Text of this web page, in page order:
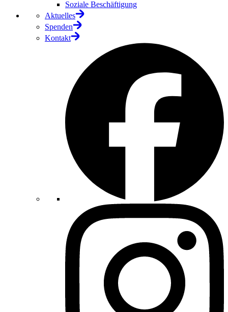
Soziale Beschäftigung
Aktuelles
Spenden
Kontakt